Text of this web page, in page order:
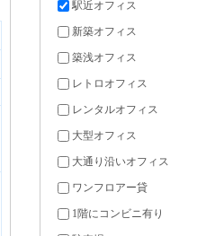
駅近オフィス
新築オフィス
築浅オフィス
レトロオフィス
レンタルオフィス
大型オフィス
大通り沿いオフィス
ワンフロアー貸
1階にコンビニ有り